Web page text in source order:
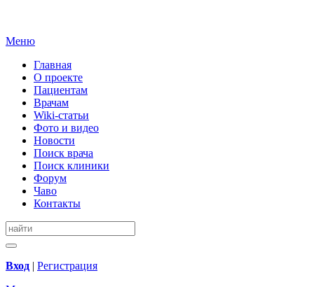
Меню
Главная
О проекте
Пациентам
Врачам
Wiki-статьи
Фото и видео
Новости
Поиск врача
Поиск клиники
Форум
Чаво
Контакты
Вход | Регистрация